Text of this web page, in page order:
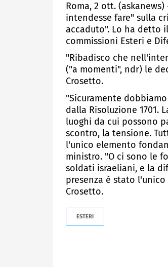
Roma, 2 ott.
intendesse fare" sulla
accaduto". Lo ha detto
commissioni Esteri e
"Ribadisco che
("a momenti", ndr) le
Crosetto.
"Sicuramente
dalla Risoluzione 1701.
luoghi da cui possono
scontro, la tensione.
l'unico elemento
ministro. "O ci sono le
soldati israeliani, e la
presenza è stato
Crosetto.
ESTERI